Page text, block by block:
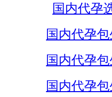
国内代孕
国内代孕
国内代孕
国内代孕